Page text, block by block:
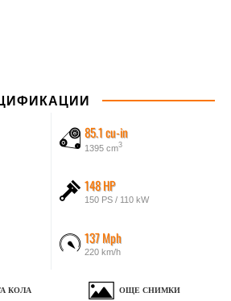
85.1 cu-in
1395 cm3
148 HP
150 PS / 110 kW
137 Mph
220 km/h
КОЛА ОЩЕ СНИМКИ